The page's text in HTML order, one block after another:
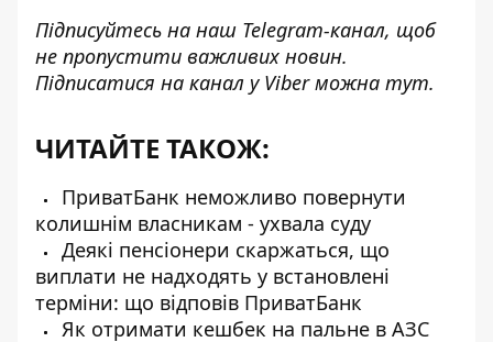
Підписуйтесь на наш Telegram-канал, щоб
не пропустити важливих новин.
Підписатися на канал у Viber можна тут.
ЧИТАЙТЕ ТАКОЖ:
ПриватБанк неможливо повернути
колишнім власникам - ухвала суду
Деякі пенсіонери скаржаться, що
виплати не надходять у встановлені
терміни: що відповів ПриватБанк
Як отримати кешбек на пальне в АЗС